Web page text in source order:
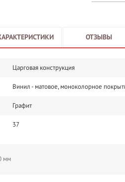
ОТЗЫВЫ
Царговая конструкция
Винил - матовое, моноколорное
Графит
37
мм